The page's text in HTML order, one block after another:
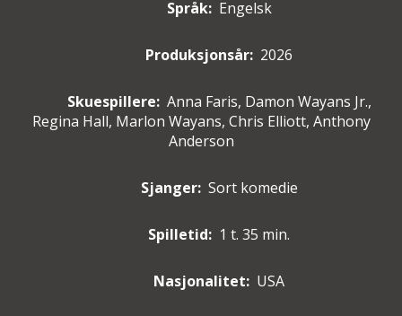
Språk: Engelsk
Produksjonsår: 2026
Skuespillere: Anna Faris, Damon Wayans Jr.,
Regina Hall, Marlon Wayans, Chris Elliott, Anthony
Anderson
Sjanger: Sort komedie
Spilletid: 1 t. 35 min.
Nasjonalitet: USA